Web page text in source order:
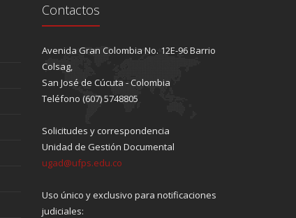
Contactos
Avenida Gran Colombia No. 12E-96 Barrio
Colsag,
San José de Cúcuta - Colombia
Teléfono (607) 5748805
Solicitudes y correspondencia
Unidad de Gestión Documental
ugad@ufps.edu.co
Uso único y exclusivo para notificaciones
judiciales: